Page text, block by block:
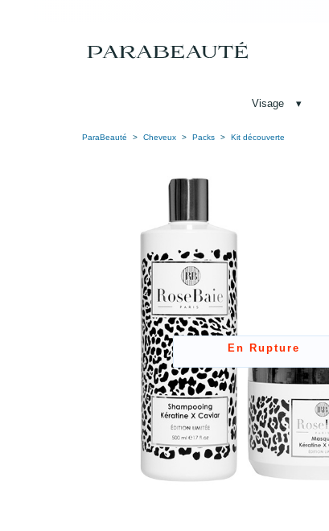
Visage ▾
ParaBeauté Cheveux Packs Kit découverte
En Rupture